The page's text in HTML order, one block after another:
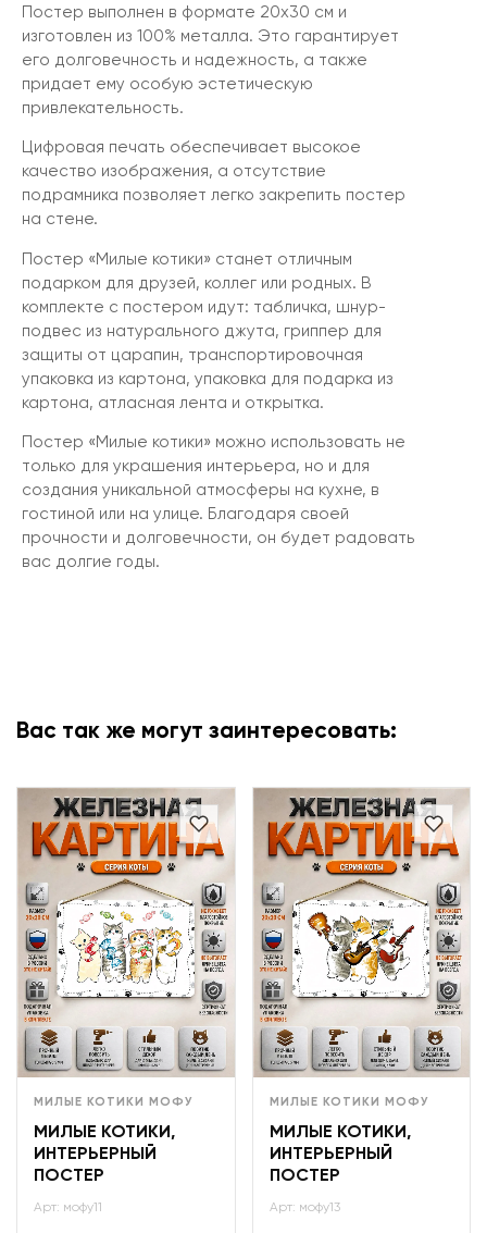
Постер выполнен в формате 20х30 см и
изготовлен из 100% металла. Это гарантирует
его долговечность и надежность, а также
придает ему особую эстетическую
привлекательность.
Цифровая печать обеспечивает высокое
качество изображения, а отсутствие
подрамника позволяет легко закрепить постер
на стене.
Постер «Милые котики» станет отличным
подарком для друзей, коллег или родных. В
комплекте с постером идут: табличка, шнур-
подвес из натурального джута, гриппер для
защиты от царапин, транспортировочная
упаковка из картона, упаковка для подарка из
картона, атласная лента и открытка.
Постер «Милые котики» можно использовать не
только для украшения интерьера, но и для
создания уникальной атмосферы на кухне, в
гостиной или на улице. Благодаря своей
прочности и долговечности, он будет радовать
вас долгие годы.
Вас так же могут заинтересовать:
МИЛЫЕ КОТИКИ МОФУ
МИЛЫЕ КОТИКИ,
ИНТЕРЬЕРНЫЙ
ПОСТЕР
Арт: мофу11
МИЛЫЕ КОТИКИ МОФУ
МИЛЫЕ КОТИКИ,
ИНТЕРЬЕРНЫЙ
ПОСТЕР
Арт: мофу13